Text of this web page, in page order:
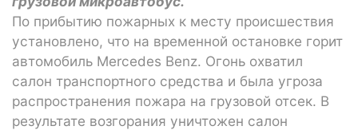
По прибытию пожарных к месту происшествия
установлено, что на временной остановке горит
автомобиль Mercedes Benz. Огонь охватил
салон транспортного средства и была угроза
распространения пожара на грузовой отсек. В
результате возгорания уничтожен салон